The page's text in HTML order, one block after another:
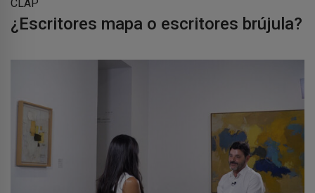
CLAP
¿Escritores mapa o escritores brújula?